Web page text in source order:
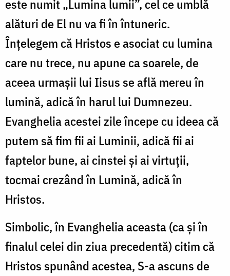
este numit „Lumina lumii”, cel ce umblă
alături de El nu va fi în întuneric.
Înțelegem că Hristos e asociat cu lumina
care nu trece, nu apune ca soarele, de
aceea urmașii lui Iisus se află mereu în
lumină, adică în harul lui Dumnezeu.
Evanghelia acestei zile începe cu ideea că
putem să fim fii ai Luminii, adică fii ai
faptelor bune, ai cinstei și ai virtuții,
tocmai crezând în Lumină, adică în
Hristos.
Simbolic, în Evanghelia aceasta (ca și în
finalul celei din ziua precedentă) citim că
Hristos spunând acestea, S-a ascuns de